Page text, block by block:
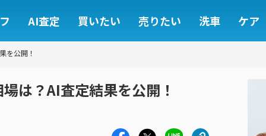
AI査定 買いたい 売りたい 洗車 ケア
を公開！
は？AI査定結果を公開！